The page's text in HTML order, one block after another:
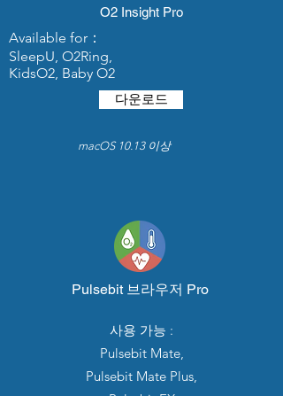
O2 Insight Pro
Available for：
SleepU, O2Ring,
KidsO2, Baby O2
다운로드
macOS 10.13 이상
Pulsebit 브라우저 Pro
사용 가능 :
Pulsebit Mate,
Pulsebit Mate Plus,